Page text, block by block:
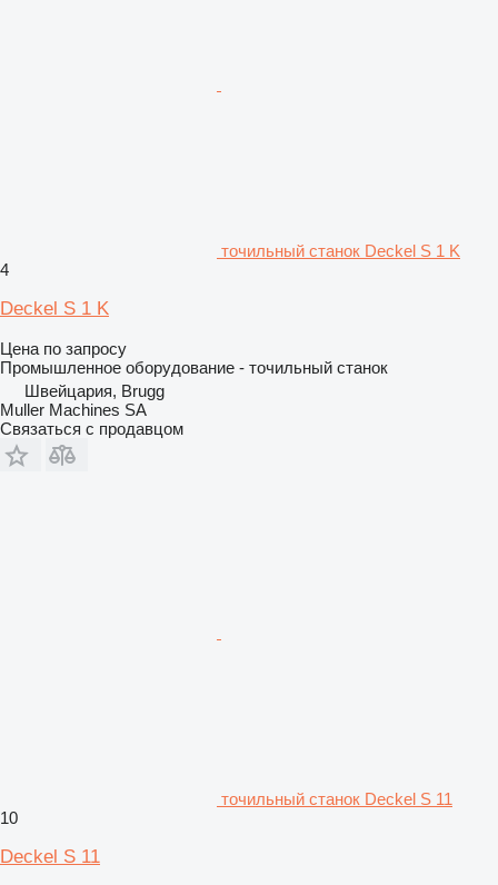
точильный станок Deckel S 1 K
4
Deckel S 1 K
Цена по запросу
Промышленное оборудование - точильный станок
Швейцария, Brugg
Muller Machines SA
Связаться с продавцом
точильный станок Deckel S 11
10
Deckel S 11